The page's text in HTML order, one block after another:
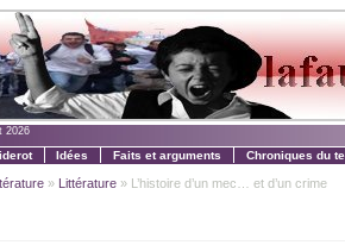
2026
Idées Faits et arguments Chroniques du
» Littérature » L’histoire d’un mec… et d’un crime